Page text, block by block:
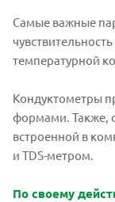
Самые важные
температурной
Кондуктометры
формами. Также,
встроенной в
и TDS-метром.
По своему